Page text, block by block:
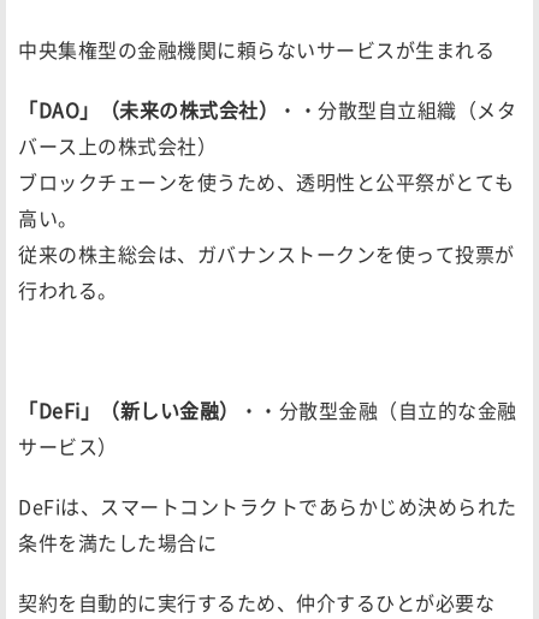
中央集権型の金融機関に頼らないサービスが生まれる
「DAO」（未来の株式会社）
・・分散型自立組織（メタ
バース上の株式会社）
ブロックチェーンを使うため、透明性と公平祭がとても
高い。
従来の株主総会は、ガバナンストークンを使って投票が
行われる。
「DeFi」（新しい金融）
・・分散型金融（自立的な金融
サービス）
DeFiは、スマートコントラクトであらかじめ決められた
条件を満たした場合に
契約を自動的に実行するため、仲介するひとが必要な